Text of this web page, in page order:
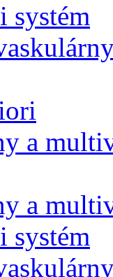
systém
a
a
systém